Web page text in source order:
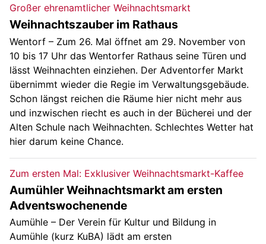
Großer ehrenamtlicher Weihnachtsmarkt
Weihnachtszauber im Rathaus
Wentorf – Zum 26. Mal öffnet am 29. November von
10 bis 17 Uhr das Wentorfer Rathaus seine Türen und
lässt Weihnachten einziehen. Der Adventorfer Markt
übernimmt wieder die Regie im Verwaltungsgebäude.
Schon längst reichen die Räume hier nicht mehr aus
und inzwischen riecht es auch in der Bücherei und der
Alten Schule nach Weihnachten. Schlechtes Wetter hat
hier darum keine Chance.
Zum ersten Mal: Exklusiver Weihnachtsmarkt-Kaffee
Aumühler Weihnachtsmarkt am ersten
Adventswochenende
Aumühle – Der Verein für Kultur und Bildung in
Aumühle (kurz KuBA) lädt am ersten